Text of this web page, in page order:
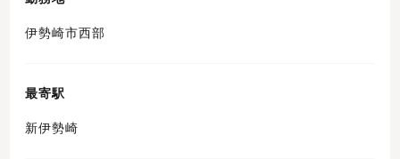
伊勢崎市西部
最寄駅
新伊勢崎